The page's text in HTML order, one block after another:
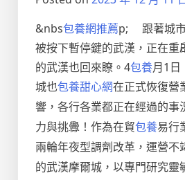
&nbs包養網推薦p; 跟著城
被按下暫停鍵的武漢，正在重
的武漢也回來瞭。4包養月1日
城也包養甜心網在正式恢復營
響，各行各業都正在經過的事
力與挑釁！作為在貿包養易行
兩輪年夜型調劑改革，運營不
的武漢摩爾城，以專門研究靈